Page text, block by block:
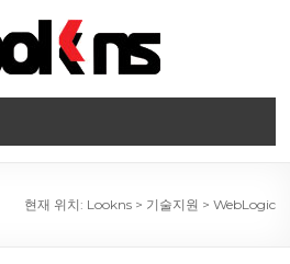
현재 위치: Lookns> 기술지원 > WebLogic